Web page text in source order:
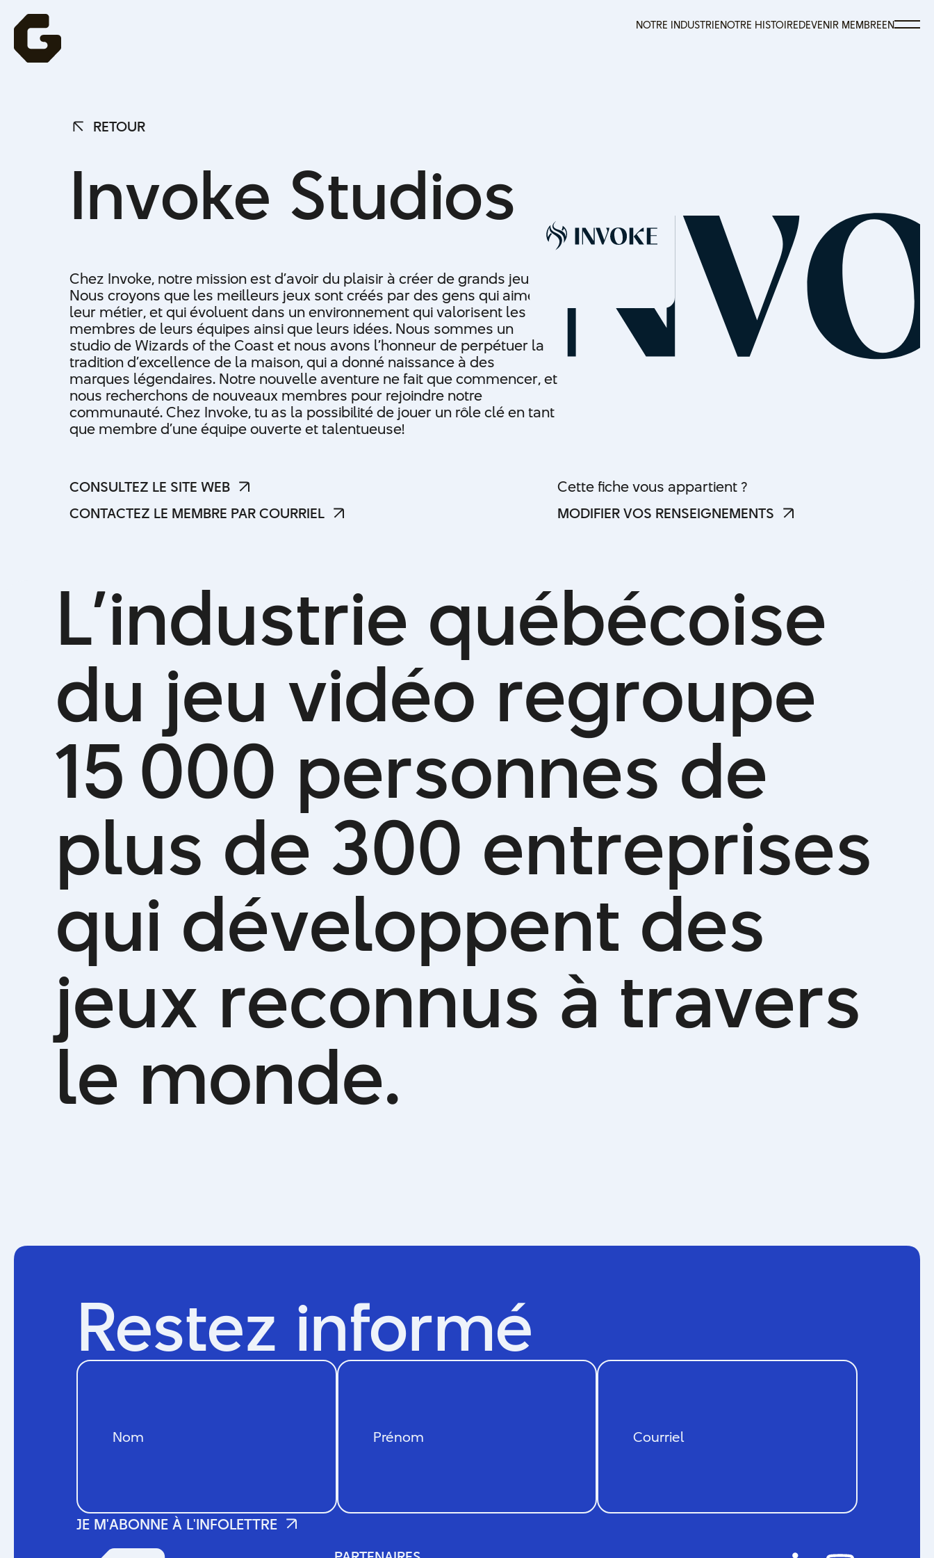
NOTRE INDUSTRIENOTRE HISTOIREDEVENIR MEMBREEN
RETOUR
Invoke Studios
Chez Invoke, notre mission est d’avoir du plaisir à créer de grands jeux.
Nous croyons que les meilleurs jeux sont créés par des gens qui aiment
leur métier, et qui évoluent dans un environnement qui valorisent les
membres de leurs équipes ainsi que leurs idées. Nous sommes un
studio de Wizards of the Coast et nous avons l’honneur de perpétuer la
tradition d’excellence de la maison, qui a donné naissance à des
marques légendaires. Notre nouvelle aventure ne fait que commencer, et
nous recherchons de nouveaux membres pour rejoindre notre
communauté. Chez Invoke, tu as la possibilité de jouer un rôle clé en tant
que membre d’une équipe ouverte et talentueuse!
CONSULTEZ LE SITE WEB
CONSULTEZ LE SITE WEB
CONTACTEZ LE MEMBRE PAR COURRIEL
Cette fiche vous appartient ?
MODIFIER VOS RENSEIGNEMENTS
L’industrie québécoise
du jeu vidéo regroupe
15000 personnes de
plus de 300 entreprises
qui développent des
jeux reconnus à travers
le monde.
Restez informé